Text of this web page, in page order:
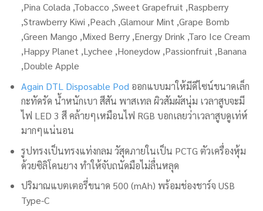
,Pina Colada ,Tobacco ,Sweet Grapefruit ,Raspberry
,Strawberry Kiwi ,Peach ,Glamour Mint ,Grape Bomb
,Green Mango ,Mixed Berry ,Energy Drink ,Taro Ice Cream
,Happy Planet ,Lychee ,Honeydow ,Passionfruit ,Banana
,Double Apple
Again DTL Disposable Pod ออกแบบมาให้มีดีไซน์ขนาดเล็ก
กะทัดรัด น้ำหนักเบา สีสัน พาสเทล ผิวสัมผัสนุ่ม เวลาสูบจะมี
ไฟ LED 3 สี คล้ายๆเหมือนไฟ RGB บอกเลยว่าเวลาสูบดูเท่ห์
มากๆแน่นอน
รูปทรงเป็นทรงแท่งกลม วัสุดภายในเป็น PCTG ตัวเครื่องหุ้ม
ด้วยซิลิโคนยาง ทำให้จับถนัดมือไม่ลื่นหลุด
ปริมาณแบตเตอรี่ขนาด 500 (mAh) พร้อมช่องชาร์จ USB
Type-C